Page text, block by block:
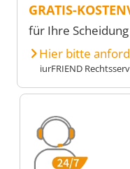
GRATIS-
für Ihre Scheidung
Hier bitte
iurFRIEND